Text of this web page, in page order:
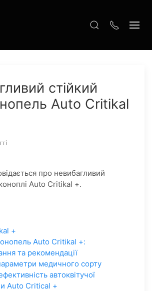
стійкий
Auto Critikal
про невибагливий
Auto Critikal +.
+
Auto Critikal +:
та рекомендації
медичного сорту
автоквітучої
Auto Critical +